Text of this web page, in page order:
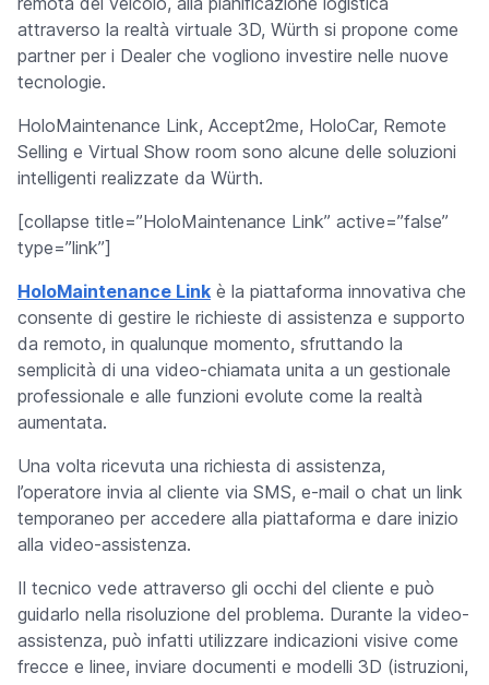
attraverso la realtà virtuale 3D, Würth si propone come
partner per i Dealer che vogliono investire nelle nuove
tecnologie.
HoloMaintenance Link, Accept2me, HoloCar, Remote
Selling e Virtual Show room sono alcune delle soluzioni
intelligenti realizzate da Würth.
[collapse title=”HoloMaintenance Link” active=”false”
type=”link”]
HoloMaintenance Link è la piattaforma innovativa che
consente di gestire le richieste di assistenza e supporto
da remoto, in qualunque momento, sfruttando la
semplicità di una video-chiamata unita a un gestionale
professionale e alle funzioni evolute come la realtà
aumentata.
Una volta ricevuta una richiesta di assistenza,
l’operatore invia al cliente via SMS, e-mail o chat un link
temporaneo per accedere alla piattaforma e dare inizio
alla video-assistenza.
Il tecnico vede attraverso gli occhi del cliente e può
guidarlo nella risoluzione del problema. Durante la video-
assistenza, può infatti utilizzare indicazioni visive come
frecce e linee, inviare documenti e modelli 3D (istruzioni,